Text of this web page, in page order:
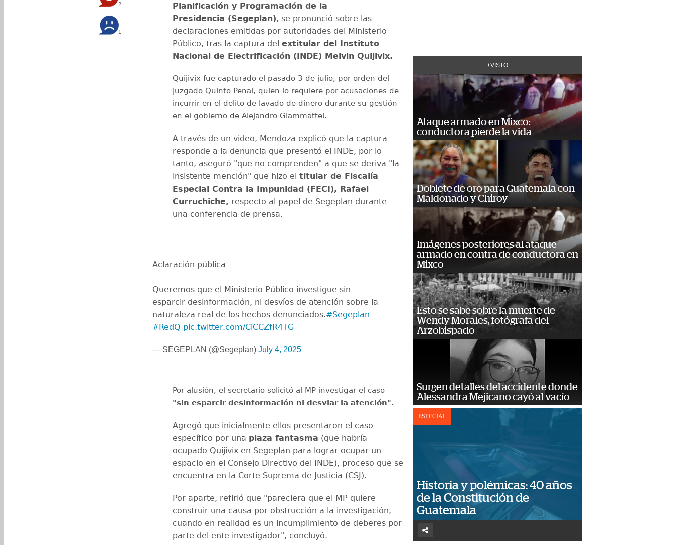
2
1
Planificación y Programación de la
Presidencia (Segeplan), se pronunció sobre las
declaraciones emitidas por autoridades del Ministerio
Público, tras la captura del extitular del Instituto
Nacional de Electrificación (INDE) Melvin Quijivix.
Quijivix fue capturado el pasado 3 de julio, por orden del
Juzgado Quinto Penal, quien lo requiere por acusaciones de
incurrir en el delito de lavado de dinero durante su gestión
en el gobierno de Alejandro Giammattei.
A través de un video, Mendoza explicó que la captura
responde a la denuncia que presentó el INDE, por lo
tanto, aseguró "que no comprenden" a que se deriva "la
insistente mención" que hizo el titular de Fiscalía
Especial Contra la Impunidad (FECI), Rafael
Curruchiche, respecto al papel de Segeplan durante
una conferencia de prensa.
Aclaración pública
Queremos que el Ministerio Público investigue sin
esparcir desinformación, ni desvíos de atención sobre la
naturaleza real de los hechos denunciados.#Segeplan
#RedQ pic.twitter.com/ClCCZfR4TG
— SEGEPLAN (@Segeplan) July 4, 2025
Por alusión, el secretario solicitó al MP investigar el caso
"sin esparcir desinformación ni desviar la atención".
Agregó que inicialmente ellos presentaron el caso
específico por una plaza fantasma (que habría
ocupado Quijivix en Segeplan para lograr ocupar un
espacio en el Consejo Directivo del INDE), proceso que se
encuentra en la Corte Suprema de Justicia (CSJ).
Por aparte, refirió que "pareciera que el MP quiere
construir una causa por obstrucción a la investigación,
cuando en realidad es un incumplimiento de deberes por
parte del ente investigador", concluyó.
+VISTO
Ataque armado en Mixco:
conductora pierde la vida
Doblete de oro para Guatemala con
Maldonado y Chiroy
Imágenes posteriores al ataque
armado en contra de conductora en
Mixco
Esto se sabe sobre la muerte de
Wendy Morales, fotógrafa del
Arzobispado
Surgen detalles del accidente donde
Alessandra Mejicano cayó al vacío
ESPECIAL
Historia y polémicas: 40 años
de la Constitución de
Guatemala